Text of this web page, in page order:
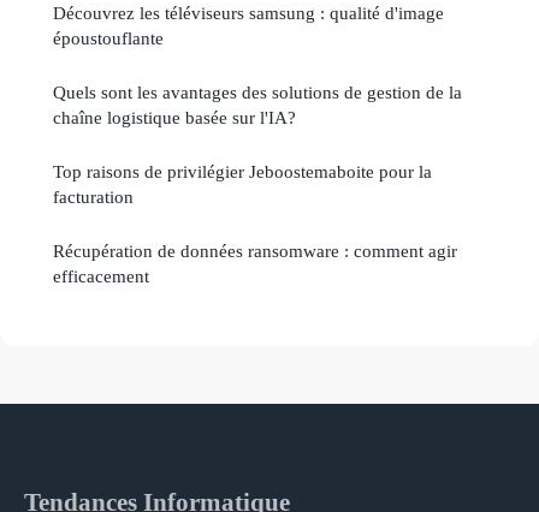
Découvrez les téléviseurs samsung : qualité d'image
époustouflante
Quels sont les avantages des solutions de gestion de la
chaîne logistique basée sur l'IA?
Top raisons de privilégier Jeboostemaboite pour la
facturation
Récupération de données ransomware : comment agir
efficacement
Tendances Informatique